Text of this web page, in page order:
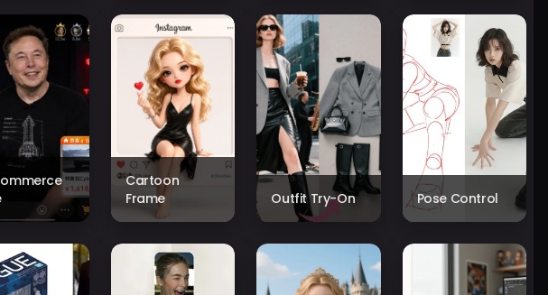
Cartoon
Frame
Outfit Try-On Pose Control